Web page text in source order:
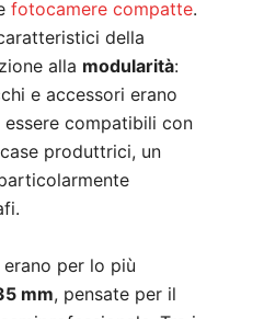
fotocamere compatte.
della
alla modularità:
e accessori erano
compatibili con
produttrici, un
per lo più
mm, pensate per il